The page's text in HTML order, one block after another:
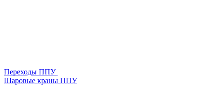
Переходы ППУ
Шаровые краны ППУ